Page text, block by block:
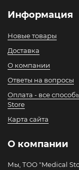
Информация
Новые товары
Доставка
О компании
Ответы на вопросы
Оплата - все
Store
Карта сайта
О компании
Мы, ТОО "Medical